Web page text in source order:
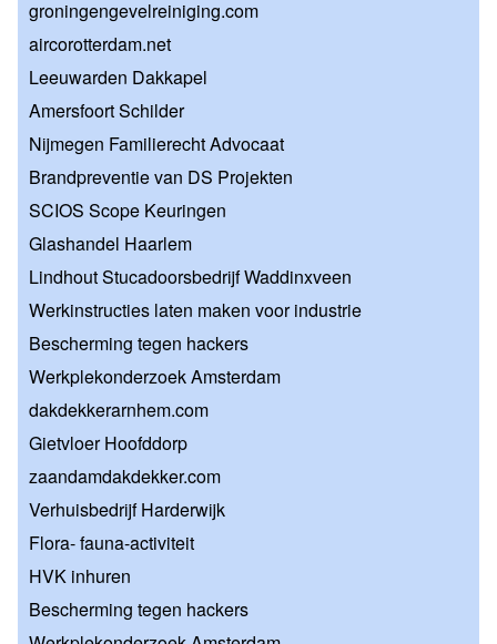
groningengevelreiniging.com
aircorotterdam.net
Leeuwarden Dakkapel
Amersfoort Schilder
Nijmegen Familierecht Advocaat
Brandpreventie van DS Projekten
SCIOS Scope Keuringen
Glashandel Haarlem
Lindhout Stucadoorsbedrijf Waddinxveen
Werkinstructies laten maken voor industrie
Bescherming tegen hackers
Werkplekonderzoek Amsterdam
dakdekkerarnhem.com
Gietvloer Hoofddorp
zaandamdakdekker.com
Verhuisbedrijf Harderwijk
Flora- fauna-activiteit
HVK inhuren
Bescherming tegen hackers